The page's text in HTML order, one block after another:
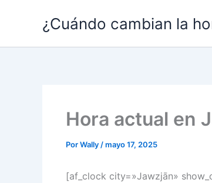
¿Cuándo cambian la
Hora actual en
PorWally /mayo 17, 2025
[af_clock city=»Jawzjān»